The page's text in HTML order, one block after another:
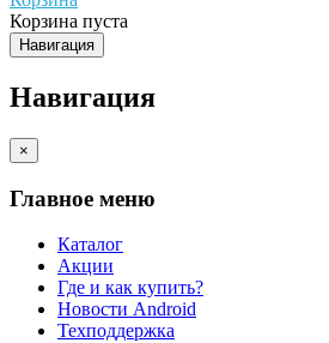
Корзина пуста
Навигация
Навигация
×
Главное меню
Каталог
Акции
Где и как купить?
Новости Android
Техподдержка